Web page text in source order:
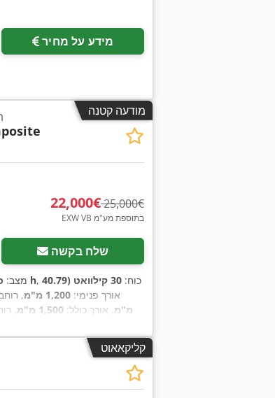
מידע על מחיר
מודעה קטנה
‏22,000 ‏€ ‏25,000 ‏€
EXW VB בתוספת מע"מ
שלח בקשה
מצב: 12 h , כוח:
30 קילוואט (40.79
, אורך פנימי: 1,200 מ"מ ,
מ"מ, אורך כולל: 1,500 מ"מ ,
קליקאאוט